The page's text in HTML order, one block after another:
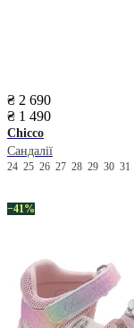
₴ 2 690
₴ 1 490
Chicco
Сандалії
24 25 26 27 28 29 30 31
−41%